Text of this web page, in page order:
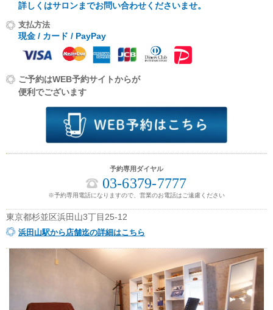
詳しくはサロンまでお問い合わせくださいませ。
支払方法
現金 / カード / PayPay
ご予約はWEB予約サイトからが
便利でございます
予約専用ダイヤル
03-6379-7777
※予約専用電話になりますので、営業のお電話はご遠慮ください
東京都杉並区浜田山3丁目25-12
浜田山駅から店舗迄の詳細はこちら